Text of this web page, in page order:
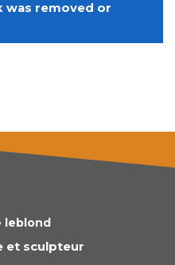
was removed or
leblond
et sculpteur